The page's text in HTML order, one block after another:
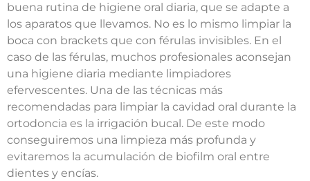
buena rutina de higiene oral diaria, que se adapte a
los aparatos que llevamos. No es lo mismo limpiar la
boca con brackets que con férulas invisibles. En el
caso de las férulas, muchos profesionales aconsejan
una higiene diaria mediante limpiadores
efervescentes. Una de las técnicas más
recomendadas para limpiar la cavidad oral durante la
ortodoncia es la irrigación bucal. De este modo
conseguiremos una limpieza más profunda y
evitaremos la acumulación de biofilm oral entre
dientes y encías.